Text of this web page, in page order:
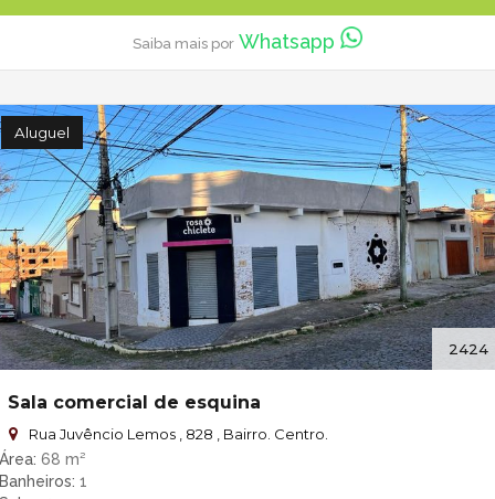
Saiba mais por Whatsapp
Aluguel
2424
Sala comercial de esquina
Rua Juvêncio Lemos , 828 , Bairro. Centro.
Área 68 m²
Banheiros 1